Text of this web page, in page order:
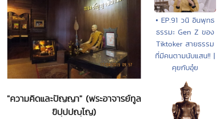
"ความคิดและปัญญา" (พระอาจารย์ทูล
ขิปฺปปญฺโญ)
• EP.91 วนิ อินพุทธ
ธรรมะ Gen Z ของ
Tiktoker สายธรรม
ที่มีคนตามนับแสน!! |
คุยกับอุ๋ย